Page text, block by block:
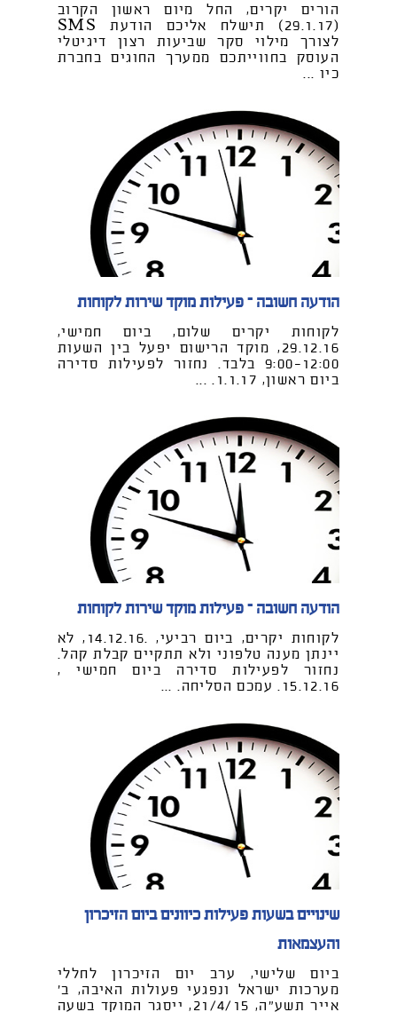
הורים יקרים, החל מיום ראשון הקרוב
(29.1.17) תישלח אליכם הודעת SMS
לצורך מילוי סקר שביעות רצון דיגיטלי
העוסק בחווייתכם ממערך החוגים בחברת
כיו ...
הודעה חשובה – פעילות מוקד שירות לקוחות
לקוחות יקרים שלום, ביום חמישי,
29.12.16, מוקד הרישום יפעל בין השעות
9:00-12:00 בלבד. נחזור לפעילות סדירה
ביום ראשון, 1.1.17. ...
הודעה חשובה – פעילות מוקד שירות לקוחות
לקוחות יקרים, ביום רביעי, .14.12.16, לא
יינתן מענה טלפוני ולא תתקיים קבלת קהל.
נחזור לפעילות סדירה ביום חמישי ,
15.12.16. עמכם הסליחה. ...
שינויים בשעות פעילות כיוונים ביום הזיכרון
והעצמאות
ביום שלישי, ערב יום הזיכרון לחללי
מערכות ישראל ונפגעי פעולות האיבה, ב'
אייר תשע"ה, 21/4/15, ייסגר המוקד בשעה